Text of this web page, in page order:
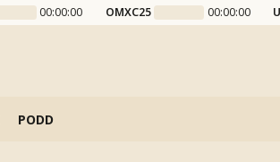
00:00:00 OMXC25 00:00:00
PODD